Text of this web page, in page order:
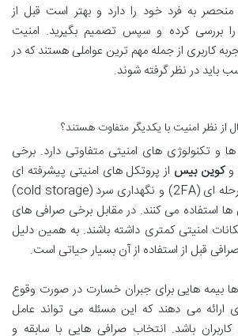
به فرد خود را دارد و بهتر است قبل از
را بررسی کرده و سپس تصمیم بگیرید. امنیت
کاربری از جمله مهم ترین عواملی هستند که در
باید در نظر گرفته شوند.
از نظر امنیت با یکدیگر متفاوت هستند؟
و تکنولوژی های امنیتی متفاوتی دارد. برخی
وکوین بیس از پروتکل های امنیتی پیشرفته ای
مانند احراز هویت دو مرحله ای (2FA) و نگهداری سرد (cold storage)
ها استفاده می کنند. در مقابل برخی صرافی های
امنیتی کمتری داشته باشند. به همین دلیل
قبل از استفاده از آن بسیار حیاتی است.
بیمه هایی برای جبران خسارت در صورت وقوع
می دهند که این مسئله می تواند عامل
باشد. انتخاب صرافی هایی با سابقه و